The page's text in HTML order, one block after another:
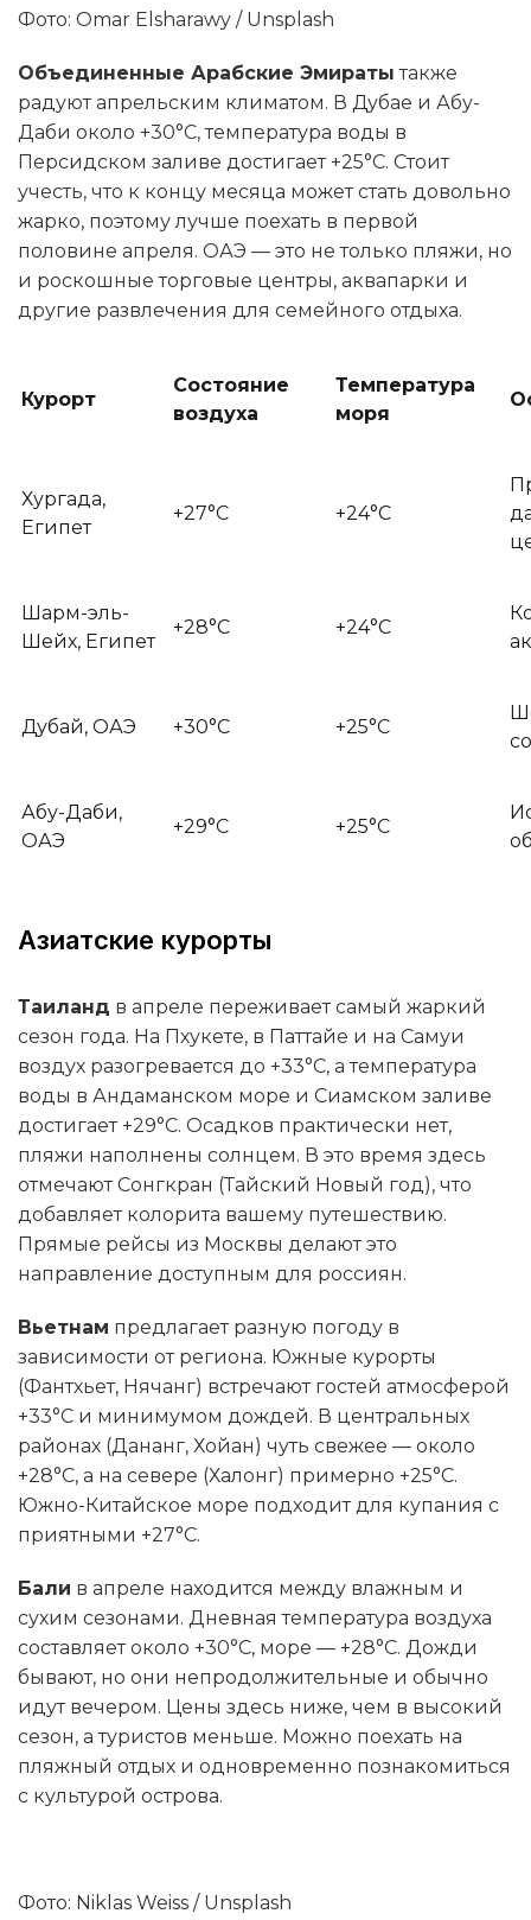
Фото: Omar Elsharawy / Unsplash
Объединенные Арабские Эмираты также
радуют апрельским климатом. В Дубае и Абу-
Даби около +30°C, температура воды в
Персидском заливе достигает +25°C. Стоит
учесть, что к концу месяца может стать довольно
жарко, поэтому лучше поехать в первой
половине апреля. ОАЭ — это не только пляжи, но
и роскошные торговые центры, аквапарки и
другие развлечения для семейного отдыха.
Курорт
Состояние
воздуха
Температура
моря
Хургада,
Египет
+27°C +24°C
Шарм-эль-
Шейх, Египет
+28°C +24°C
Дубай, ОАЭ +30°C +25°C
Абу-Даби,
ОАЭ
+29°C +25°C
Азиатские курорты
Таиланд в апреле переживает самый жаркий
сезон года. На Пхукете, в Паттайе и на Самуи
воздух разогревается до +33°C, а температура
воды в Андаманском море и Сиамском заливе
достигает +29°C. Осадков практически нет,
пляжи наполнены солнцем. В это время здесь
отмечают Сонгкран (Тайский Новый год), что
добавляет колорита вашему путешествию.
Прямые рейсы из Москвы делают это
направление доступным для россиян.
Вьетнам предлагает разную погоду в
зависимости от региона. Южные курорты
(Фантхьет, Нячанг) встречают гостей атмосферой
+33°C и минимумом дождей. В центральных
районах (Дананг, Хойан) чуть свежее — около
+28°C, а на севере (Халонг) примерно +25°C.
Южно-Китайское море подходит для купания с
приятными +27°C.
Бали в апреле находится между влажным и
сухим сезонами. Дневная температура воздуха
составляет около +30°C, море — +28°C. Дожди
бывают, но они непродолжительные и обычно
идут вечером. Цены здесь ниже, чем в высокий
сезон, а туристов меньше. Можно поехать на
пляжный отдых и одновременно познакомиться
с культурой острова.
Фото: Niklas Weiss / Unsplash